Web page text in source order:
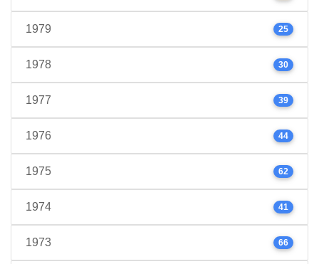
1979 25
1978 30
1977 39
1976 44
1975 62
1974 41
1973 66